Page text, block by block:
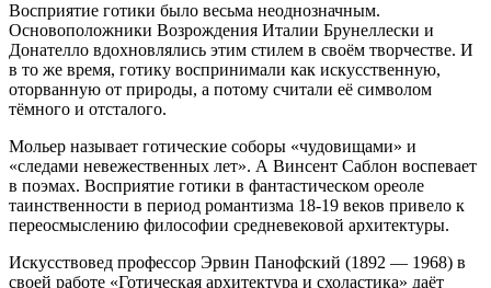
Восприятие готики было весьма неоднозначным.
Основоположники Возрождения Италии Брунеллески и
Донателло вдохновлялись этим стилем в своём творчестве. И
в то же время, готику воспринимали как искусственную,
оторванную от природы, а потому считали её символом
тёмного и отсталого.
Мольер называет готические соборы «чудовищами» и
«следами невежественных лет». А Винсент Саблон воспевает
в поэмах. Восприятие готики в фантастическом ореоле
таинственности в период романтизма 18-19 веков привело к
переосмыслению философии средневековой архитектуры.
Искусствовед профессор Эрвин Панофский (1892 — 1968) в
своей работе «Готическая архитектура и схоластика» даёт